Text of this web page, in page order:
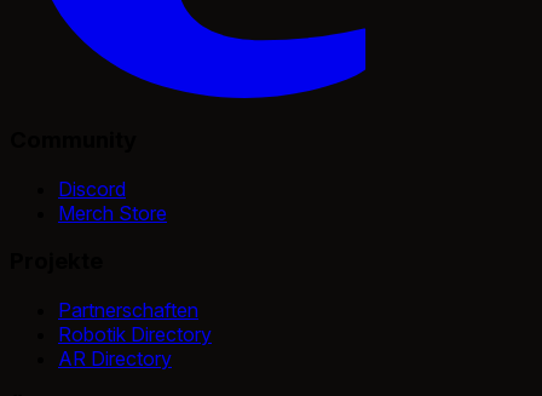
Discord
Merch Store
Partnerschaften
Robotik Directory
AR Directory